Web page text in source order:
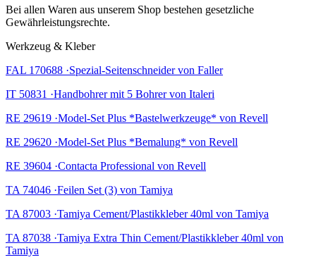
Bei allen Waren aus unserem Shop bestehen gesetzliche
Gewährleistungsrechte.
Werkzeug & Kleber
FAL 170688 ·Spezial-Seitenschneider von Faller
IT 50831 ·Handbohrer mit 5 Bohrer von Italeri
RE 29619 ·Model-Set Plus *Bastelwerkzeuge* von Revell
RE 29620 ·Model-Set Plus *Bemalung* von Revell
RE 39604 ·Contacta Professional von Revell
TA 74046 ·Feilen Set (3) von Tamiya
TA 87003 ·Tamiya Cement/Plastikkleber 40ml von Tamiya
TA 87038 ·Tamiya Extra Thin Cement/Plastikkleber 40ml von
Tamiya